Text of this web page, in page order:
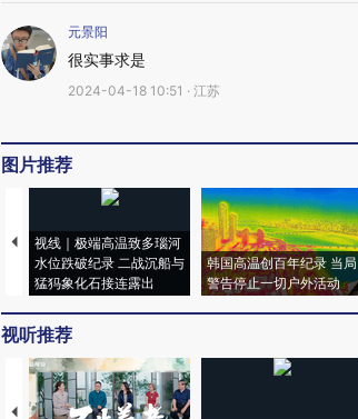
元景阳
很实事求是
2024-04-18 10:51 · 江苏
图片推荐
视线｜极端高温致多瑙河
水位跌破纪录 二战沉船与
猛犸象化石接连露出
韩国高温创百年纪录 当局
警告停止一切户外活动
视听推荐